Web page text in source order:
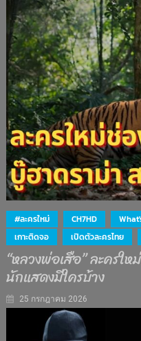
#ละครใหม่ CH7HD
เกาะติดจอ
เปิดตัวละครไทย
“หลวงพ่อเสือ” ละครใ
นักแสดงมีใครบ้าง
25 กรกฎาคม 2026